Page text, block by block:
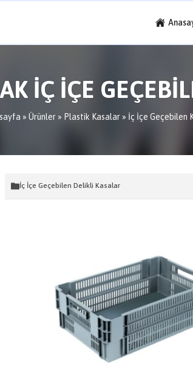
İÇ İÇE
» Ürünler» Plastik Kasalar» İç İçe Geçebilen
İç İçe Geçebilen Delikli Kasalar